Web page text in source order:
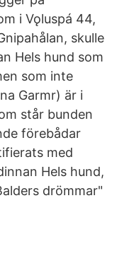
i Vǫluspá 44,
skulle
Hels hund som
som inte
Garmr) är i
står bunden
förebådar
med
Hels hund,
drömmar"